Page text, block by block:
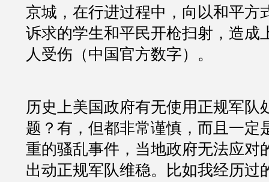
京城，在行进过程中，向以和平方
诉求的学生和平民开枪扫射，造成
人受伤（中国官方数字）。
历史上美国政府有无使用正规军队
题？有，但都非常谨慎，而且一定
重的骚乱事件，当地政府无法应对
出动正规军队维稳。比如我经历过